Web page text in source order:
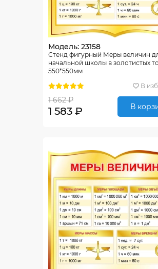
Модель: 23158
Стенд фигурный Меры величин
начальной школы в золотистых
550*550мм
В
1 662 ₽
1 583 ₽ В